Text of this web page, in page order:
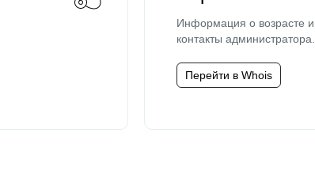
Информация о возрасте и
контакты администратора.
Перейти в Whois